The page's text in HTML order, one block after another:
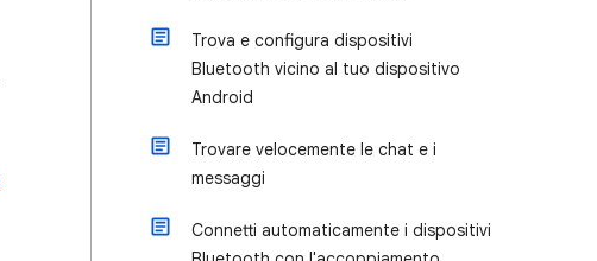
Trova e configura dispositivi
Bluetooth vicino al tuo dispositivo
Android
Trovare velocemente le chat e i
messaggi
Connetti automaticamente i dispositivi